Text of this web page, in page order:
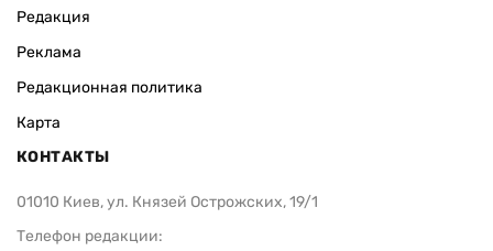
Редакция
Реклама
Редакционная политика
Карта
КОНТАКТЫ
01010 Киев, ул. Князей Острожских, 19/1
Телефон редакции: